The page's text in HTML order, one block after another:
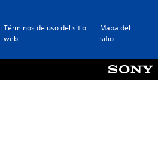
Términos de uso del sitio
web
Mapa del
sitio